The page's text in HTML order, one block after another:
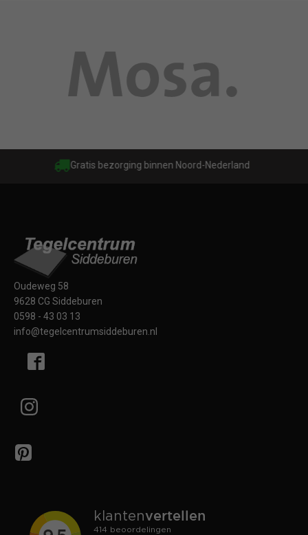
Gratis bezorging binnen Noord-Nederland
Oudeweg 58
9628 CG Siddeburen
0598 - 43 03 13
info@tegelcentrumsiddeburen.nl